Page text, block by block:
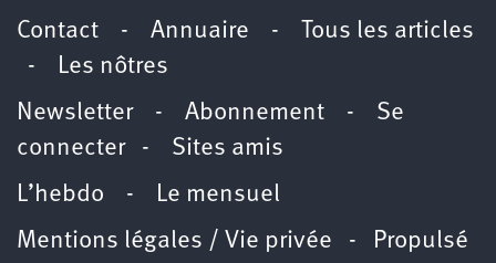
Contact - Annuaire -
Tous les articles
- Les nôtres
Newsletter- Abonnement - Se
connecter- Sites amis
L’hebdo - Le mensuel
Mentions légales / Vie privée - Propulsé